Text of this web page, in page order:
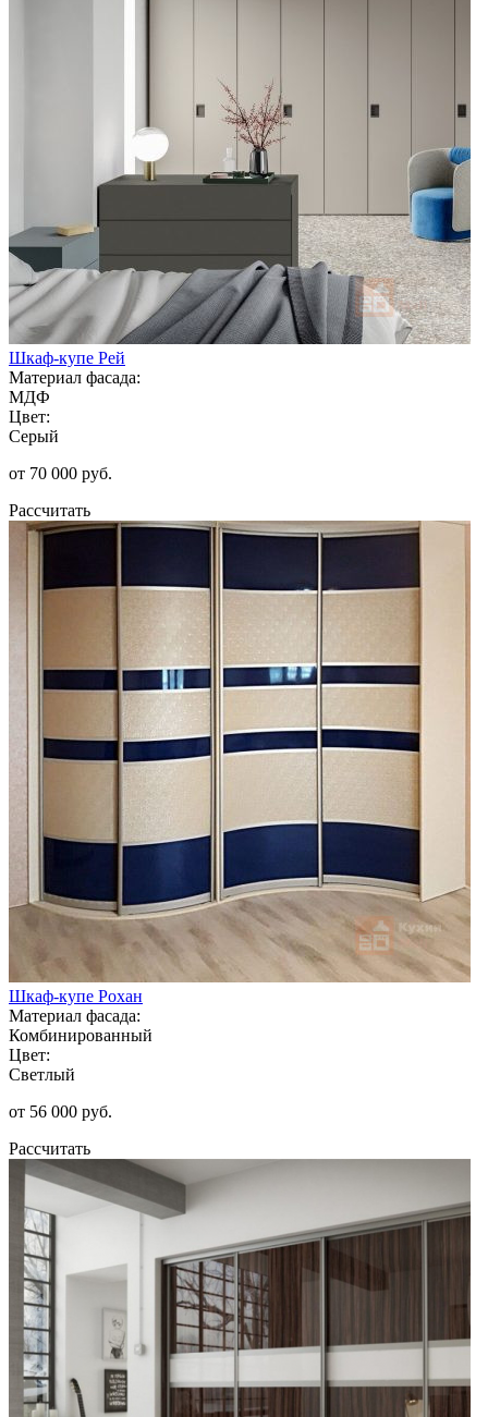
Шкаф-купе Рей
Материал фасада:
МДФ
Цвет:
Серый
от 70 000 руб.
Рассчитать
Шкаф-купе Рохан
Материал фасада:
Комбинированный
Цвет:
Светлый
от 56 000 руб.
Рассчитать